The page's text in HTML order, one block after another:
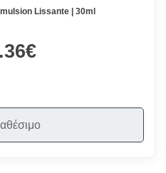
Lissante | 30ml